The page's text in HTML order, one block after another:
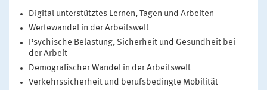
Digital unterstütztes Lernen, Tagen und Arbeiten
Wertewandel in der Arbeitswelt
Psychische Belastung, Sicherheit und Gesundheit bei
der Arbeit
Demografischer Wandel in der Arbeitswelt
Verkehrssicherheit und berufsbedingte Mobilität